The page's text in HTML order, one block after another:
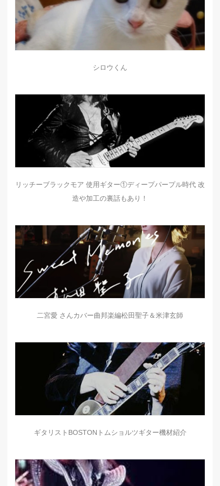
シロウくん
リッチーブラックモア 使用ギター①ディープパープル時代 改
造や加工の裏話もあり！
二宮愛 さんカバー曲邦楽編松田聖子＆米津玄師
ギタリストBOSTONトムショルツギター機材紹介